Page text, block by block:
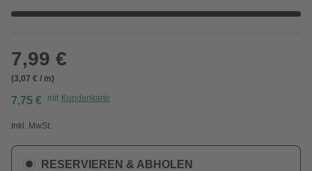
7,99 €
(3,07 € / m)
7,75 € mit Kundenkarte
Inkl. MwSt.
RESERVIEREN & ABHOLEN